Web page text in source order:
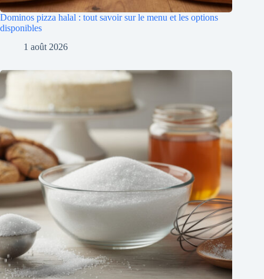
Dominos pizza halal : tout savoir sur le menu et les options
disponibles
1 août 2026